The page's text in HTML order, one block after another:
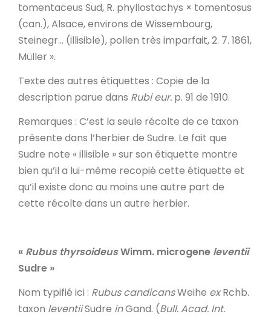
tomentaceus Sud, R. phyllostachys × tomentosus
(can.), Alsace, environs de Wissembourg,
Steinegr… (illisible), pollen très imparfait, 2. 7. 1861,
Müller ».
Texte des autres étiquettes : Copie de la
description parue dans Rubi eur. p. 91 de 1910.
Remarques : C’est la seule récolte de ce taxon
présente dans l’herbier de Sudre. Le fait que
Sudre note « illisible » sur son étiquette montre
bien qu’il a lui-même recopié cette étiquette et
qu’il existe donc au moins une autre part de
cette récolte dans un autre herbier.
« Rubus thyrsoideusWimm. microgene leventii
Sudre »
Nom typifié ici : Rubus candicansWeihe exRchb.
taxon leventiiSudre inGand. (Bull. Acad. Int.